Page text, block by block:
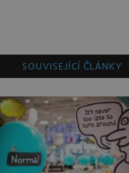
SOUVISEJÍCÍ ČLÁNKY